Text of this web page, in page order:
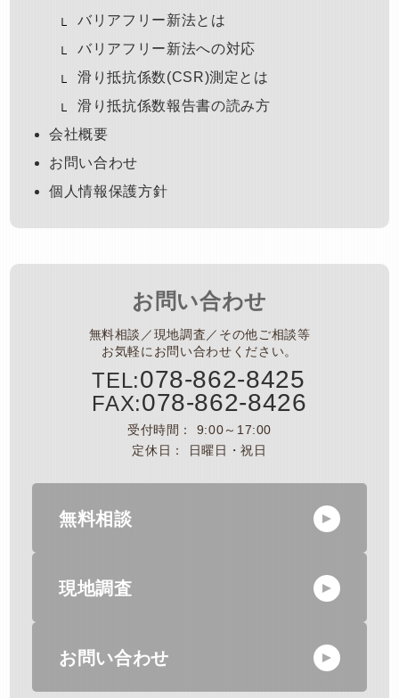
バリアフリー新法とは
バリアフリー新法への対応
滑り抵抗係数(CSR)測定とは
滑り抵抗係数報告書の読み方
会社概要
お問い合わせ
個人情報保護方針
お問い合わせ
無料相談／現地調査／その他ご相談等
お気軽にお問い合わせください。
TEL:078-862-8425
FAX:078-862-8426
受付時間： 9:00～17:00
定休日： 日曜日・祝日
無料相談
現地調査
お問い合わせ